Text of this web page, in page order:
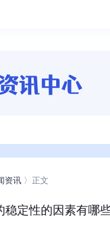
资讯 〉正文
定性的因素有哪